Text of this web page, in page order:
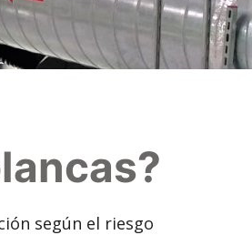
según el riesgo